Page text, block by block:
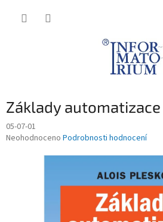
Základy automatizace
05-07-01
Průměrné
Neohodnoceno Podrobnosti hodnocení